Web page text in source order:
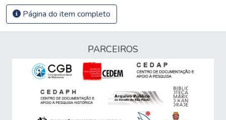
Página do item completo
PARCEIROS